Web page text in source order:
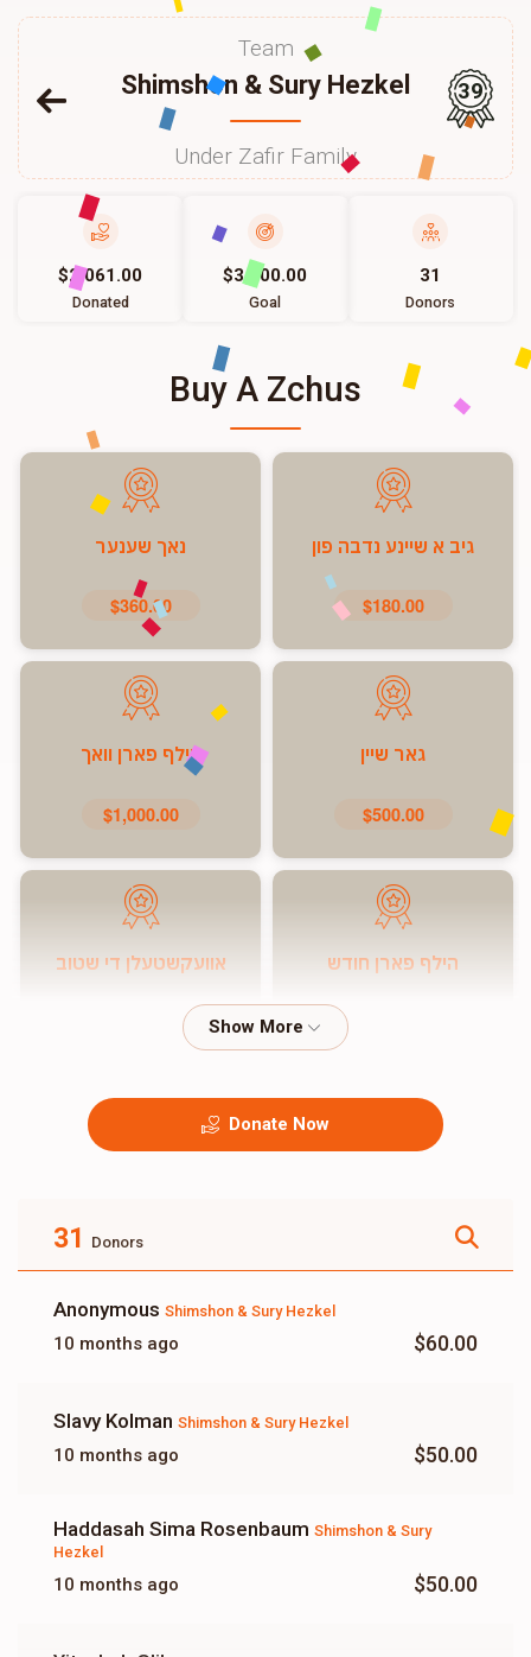
Team
Shimshon & Sury Hezkel
Under Zafir Family
39
$2,061.00
Donated
$3,000.00
Goal
31
Donors
Buy A Zchus
גיב א שיינע נדבה פון
$180.00
נאך שענער
$360.00
גאר שיין
$500.00
הילף פארן וואך
$1,000.00
הילף פארן חודש אוועקשטעלן די שטוב
Donate Now
31 Donors
Anonymous Shimshon & Sury Hezkel
10 months ago $60.00
Slavy Kolman Shimshon & Sury Hezkel
10 months ago $50.00
Haddasah Sima Rosenbaum Shimshon & Sury
Hezkel
10 months ago $50.00